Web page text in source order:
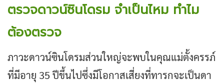
ตรวจดาวน์ซินโดรม จําเป็นไหม ทำไม
ต้องตรวจ
ภาวะดาวน์ซินโดรมส่วนใหญ่จะพบในคุณแม่ตั้งครรภ์
ที่มีอายุ 35 ปีขึ้นไปซึ่งมีโอกาสเสี่ยงที่ทารกจะเป็นดา